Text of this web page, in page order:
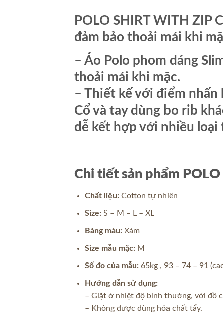
POLO SHIRT WITH ZIP
đảm bảo thoải mái khi
– Áo Polo phom dáng
thoải mái khi mặc.
– Thiết kế với điểm
Cổ và tay dùng bo rib
dễ kết hợp với nhiều loại
Chi tiết sản phẩm
Chất liệu:Cotton tự nhiên
Size:S – M – L – XL
Bảng màu:Xám
Size mẫu mặc:M
Số đo của mẫu:65kg , 93 – 74 – 91
Hướng dẫn sử dụng:
– Giặt ở nhiệt độ bình thường, với đồ
– Không được dùng hóa chất tẩy.